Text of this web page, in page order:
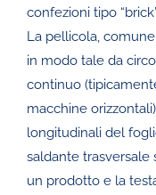
confezioni tipo
La pellicola,
in modo tale da
continuo
macchine
longitudinali del
saldante
un prodotto e la